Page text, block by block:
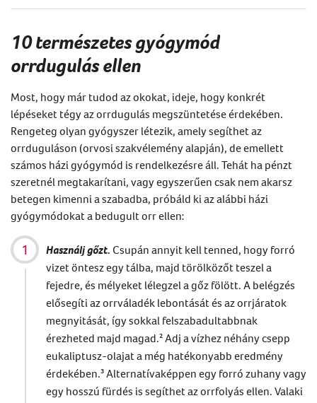
10 természetes gyógymód
orrdugulás ellen
Most, hogy már tudod az okokat, ideje, hogy konkrét
lépéseket tégy az orrdugulás megszüntetése érdekében.
Rengeteg olyan gyógyszer létezik, amely segíthet az
orrduguláson (orvosi szakvélemény alapján), de emellett
számos házi gyógymód is rendelkezésre áll. Tehát ha pénzt
szeretnél megtakarítani, vagy egyszerűen csak nem akarsz
betegen kimenni a szabadba, próbáld ki az alábbi házi
gyógymódokat a bedugult orr ellen:
Használjgőzt. Csupán annyit kell tenned, hogy forró
vizet öntesz egy tálba, majd törölközőt teszel a
fejedre, és mélyeket lélegzel a gőz fölött. A belégzés
elősegíti az orrváladék lebontását és az orrjáratok
megnyitását, így sokkal felszabadultabbnak
érezheted majd magad.² Adj a vízhez néhány csepp
eukaliptusz-olajat a még hatékonyabb eredmény
érdekében.³ Alternatívaképpen egy forró zuhany vagy
egy hosszú fürdés is segíthet az orrfolyás ellen. Valaki